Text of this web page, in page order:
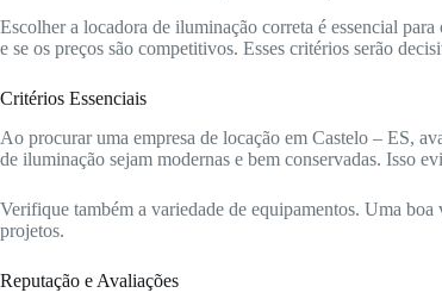
Escolher a locadora de iluminação correta é essencial
e se os preços são competitivos. Esses critérios serão
Critérios Essenciais
Ao procurar uma empresa de locação em Castelo – ES,
de iluminação sejam modernas e bem conservadas. Isso
Verifique também a variedade de equipamentos. Uma boa
projetos.
Reputação e Avaliações